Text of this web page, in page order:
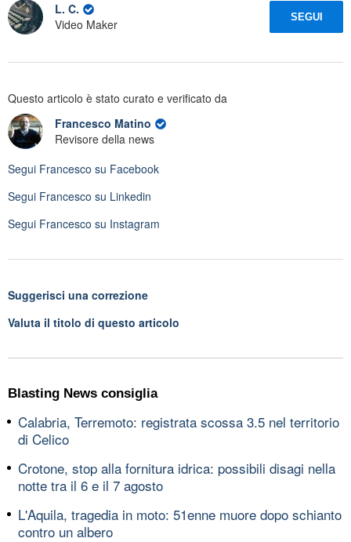
L. C.
Video Maker
SEGUI
Questo articolo è stato curato e verificato da
Francesco Matino
Revisore della news
Segui Francesco su Facebook
Segui Francesco su Linkedin
Segui Francesco su Instagram
Suggerisci una correzione
Valuta il titolo di questo articolo
Blasting News consiglia
Calabria, Terremoto: registrata scossa 3.5 nel territorio
di Celico
Crotone, stop alla fornitura idrica: possibili disagi nella
notte tra il 6 e il 7 agosto
L'Aquila, tragedia in moto: 51enne muore dopo schianto
contro un albero